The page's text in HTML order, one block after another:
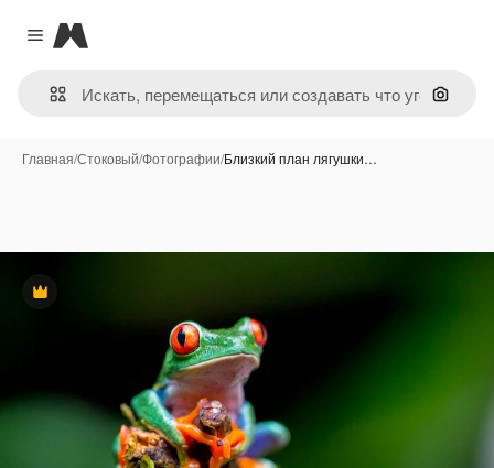
Close menu
Magnific
Поиск
Главная/Стоковый/Фотографии/Близкий план лягушки…
Премиум